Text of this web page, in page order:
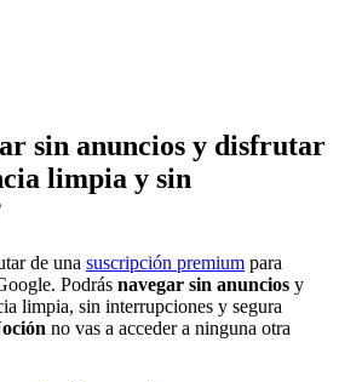
sin anuncios y disfrutar
limpia y sin
de una suscripción premium para
Podrás navegar sin anuncios y
limpia, sin interrupciones y segura
no vas a acceder a ninguna otra